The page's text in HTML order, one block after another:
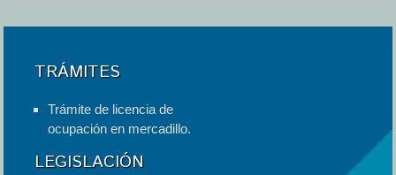
TRÁMITES
Trámite de licencia de
ocupación en mercadillo.
LEGISLACIÓN